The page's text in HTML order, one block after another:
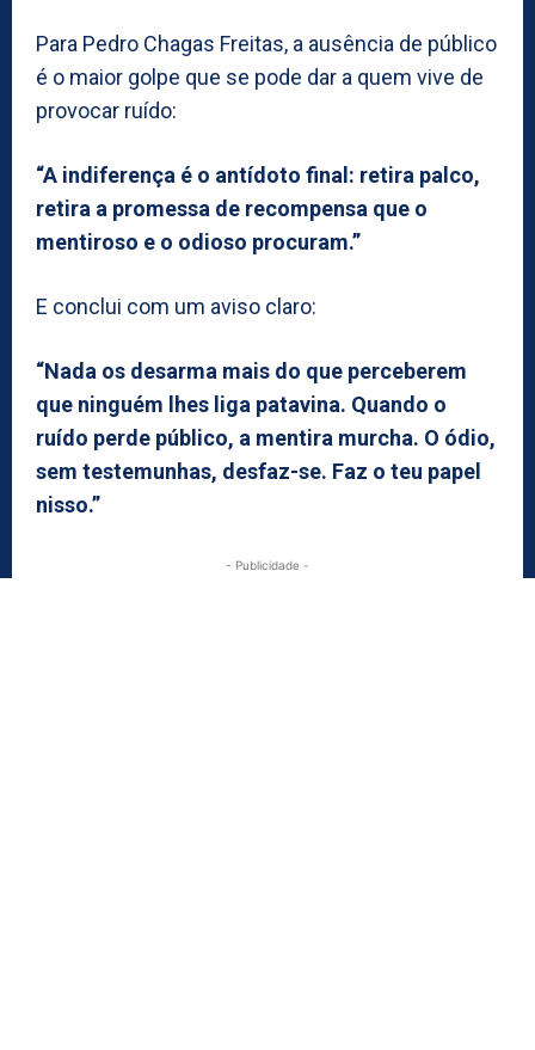
Para Pedro Chagas Freitas, a ausência de público
é o maior golpe que se pode dar a quem vive de
provocar ruído:
“A indiferença é o antídoto final: retira palco,
retira a promessa de recompensa que o
mentiroso e o odioso procuram.”
E conclui com um aviso claro:
“Nada os desarma mais do que perceberem
que ninguém lhes liga patavina. Quando o
ruído perde público, a mentira murcha. O ódio,
sem testemunhas, desfaz-se. Faz o teu papel
nisso.”
- Publicidade -